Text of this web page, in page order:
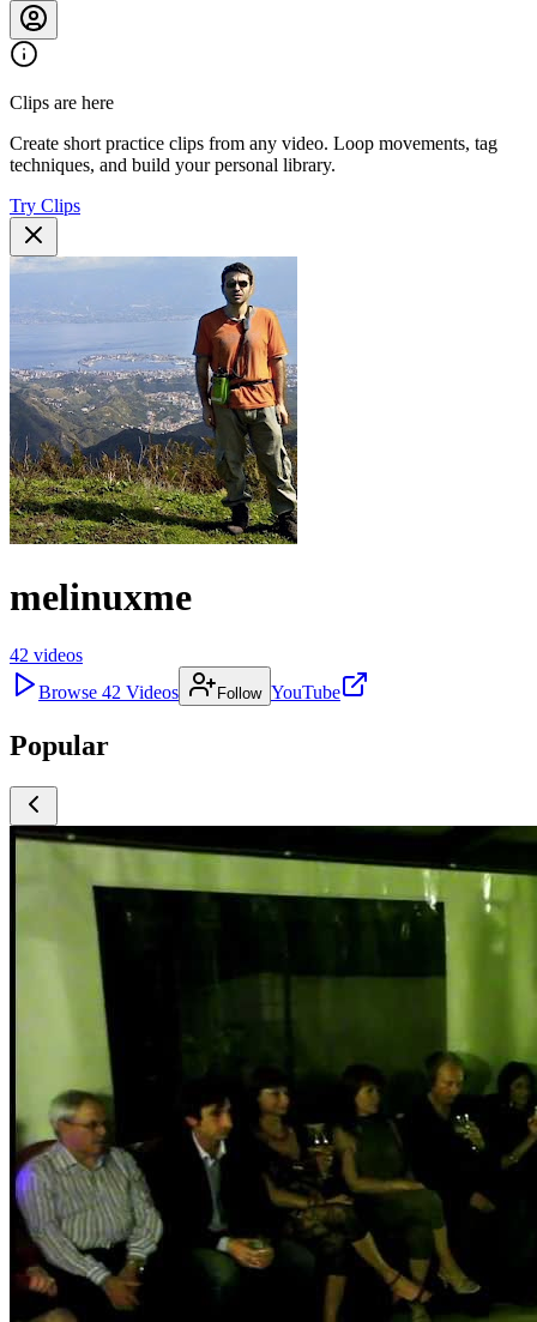
Clips are here
Create short practice clips from any video. Loop movements, tag
techniques, and build your personal library.
Try Clips
melinuxme
42 videos
Browse 42 Videos Follow YouTube
Popular